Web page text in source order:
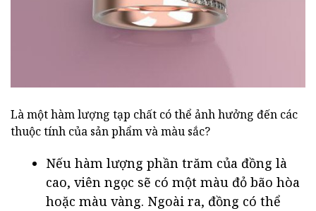
Là một hàm lượng tạp chất có thể ảnh hưởng đến các
thuộc tính của sản phẩm và màu sắc?
Nếu hàm lượng phần trăm của đồng là
cao, viên ngọc sẽ có một màu đỏ bão hòa
hoặc màu vàng. Ngoài ra, đồng có thể